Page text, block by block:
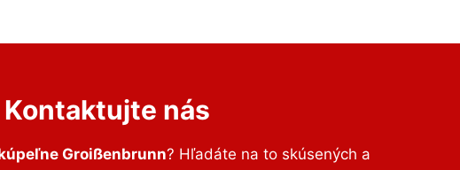
Kontaktujte nás
Groißenbrunn? Hľadáte na to skúsených a